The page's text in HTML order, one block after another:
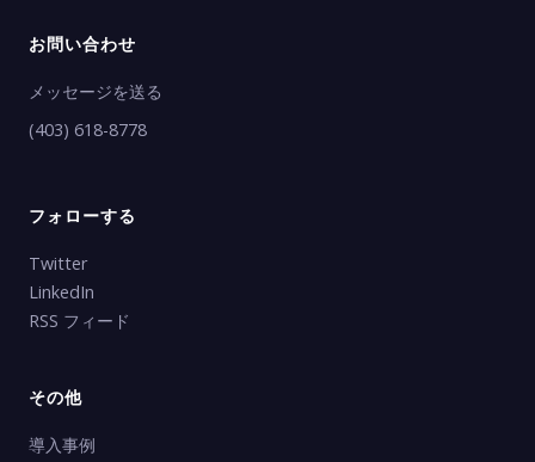
お問い合わせ
メッセージを送る
(403) 618-8778
フォローする
Twitter
LinkedIn
RSS フィード
その他
導入事例